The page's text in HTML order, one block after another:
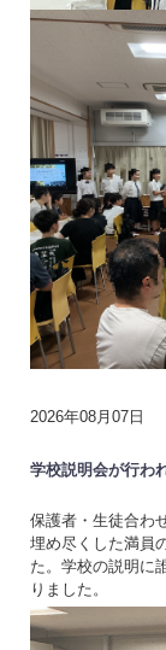
2026年08月07日
学校説明会が行わ
保護者・生徒合わ
埋め尽くした満員
た。学校の説明に
りました。